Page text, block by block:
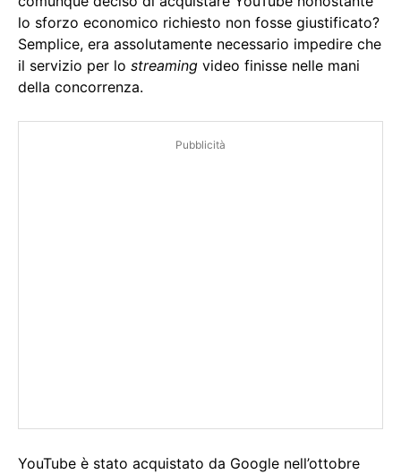
lo sforzo economico richiesto non fosse giustificato?
Semplice, era assolutamente necessario impedire che
il servizio per lo streaming video finisse nelle mani
della concorrenza.
Pubblicità
YouTube è stato acquistato da Google nell’ottobre